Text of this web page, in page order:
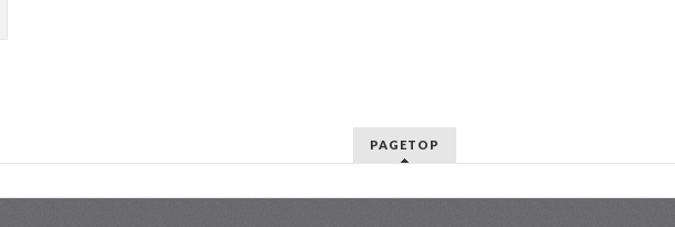
PAGETOP